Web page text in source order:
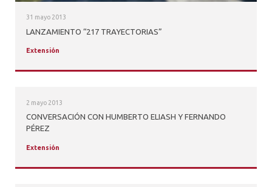
31 mayo 2013
LANZAMIENTO “217 TRAYECTORIAS”
Extensión
2 mayo 2013
CONVERSACIÓN CON HUMBERTO ELIASH Y FERNANDO
PÉREZ
Extensión